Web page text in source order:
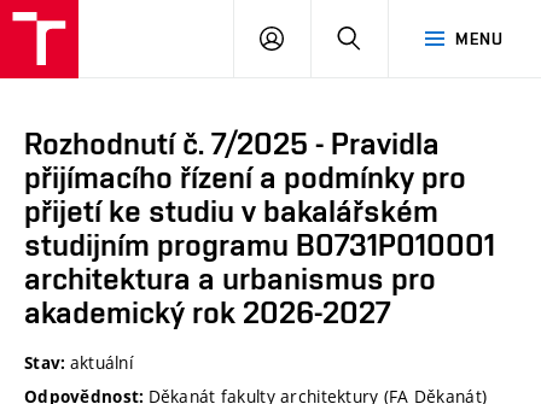
MENU
PŘIHLÁSIT
Rozhodnutí č. 7/2025 - Pravidla
přijímacího řízení a podmínky pro
přijetí ke studiu v bakalářském
studijním programu B0731P010001
architektura a urbanismus pro
akademický rok 2026-2027
Stav: aktuální
Odpovědnost: Děkanát fakulty architektury (FA Děkanát)